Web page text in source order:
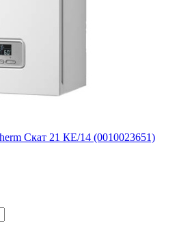
Скат 21 КE/14 (0010023651)